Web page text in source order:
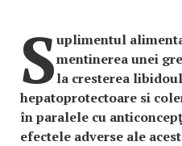
Suplimentul
mentinerea unei
la cresterea
hepatoprotectoare si
în paralele cu
efectele adverse ale